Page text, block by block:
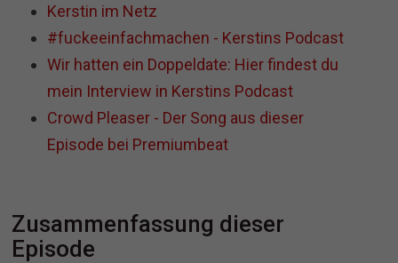
Kerstin im Netz
#fuckeeinfachmachen - Kerstins Podcast
Wir hatten ein Doppeldate: Hier findest du
mein Interview in Kerstins Podcast
Crowd Pleaser - Der Song aus dieser
Episode bei Premiumbeat
Zusammenfassung dieser
Episode